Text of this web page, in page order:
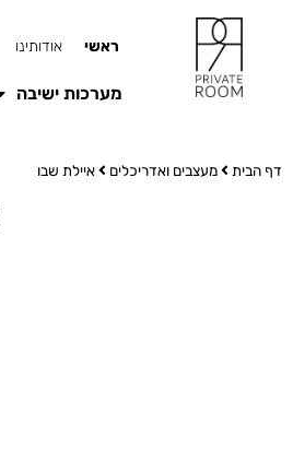
ראשי אודותינו
מערכות ישיבה
דף הבית מעצבים ואדריכלים איילת שבו